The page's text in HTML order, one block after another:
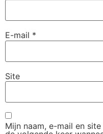
E-mail *
Site
Mijn naam, e-mail en